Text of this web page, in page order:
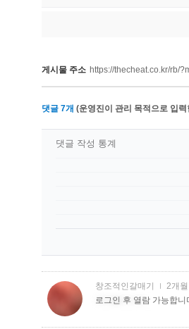
게시물 주소 https://thecheat.co.kr/rb/
댓글 7개 (운영진이 관리 목적으로 입
댓글 작성 통계